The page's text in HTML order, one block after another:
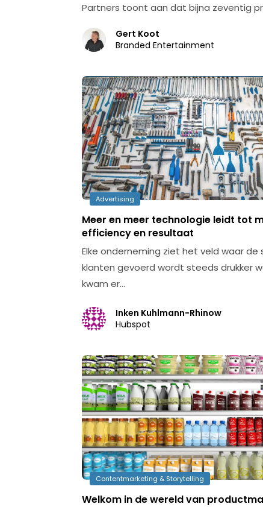
Partners toont aan dat bijna zeventig
Gert Koot
Branded Entertainment
Advertising
Meer en meer technologie leidt tot
efficiency en resultaat
Elke onderneming ziet het veld waar de
klanten gevoerd wordt steeds drukker
kwam er…
Inken Kuhlmann-Rhinow
Hubspot
Contentmarketing & Storytelling
Welkom in de wereld van